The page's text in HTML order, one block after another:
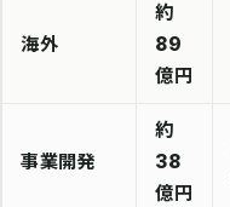
海外
約
89
億円
事業開発
約
38
億円